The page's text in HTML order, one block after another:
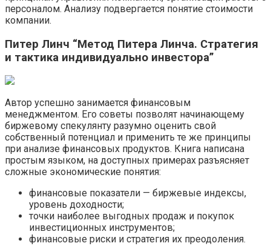
персоналом. Анализу подвергается понятие стоимости
компании.
Питер Линч “Метод Питера Линча. Стратегия
и тактика индивидуально инвестора”
Автор успешно занимается финансовым
менеджментом. Его советы позволят начинающему
биржевому спекулянту разумно оценить свой
собственный потенциал и применить те же принципы
при анализе финансовых продуктов. Книга написана
простым языком, на доступных примерах разъясняет
сложные экономические понятия:
финансовые показатели — биржевые индексы,
уровень доходности;
точки наиболее выгодных продаж и покупок
инвестиционных инструментов;
финансовые риски и стратегия их преодоления.